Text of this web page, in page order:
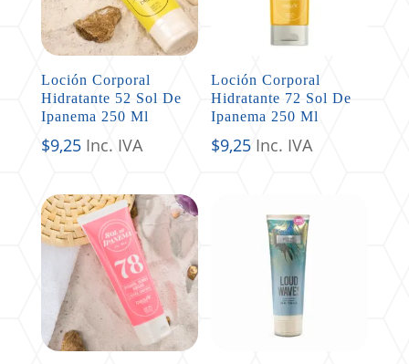
Loción Corporal
Hidratante 52 Sol De
Ipanema 250 Ml
$9,25 Inc. IVA
Loción Corporal
Hidratante 72 Sol De
Ipanema 250 Ml
$9,25 Inc. IVA